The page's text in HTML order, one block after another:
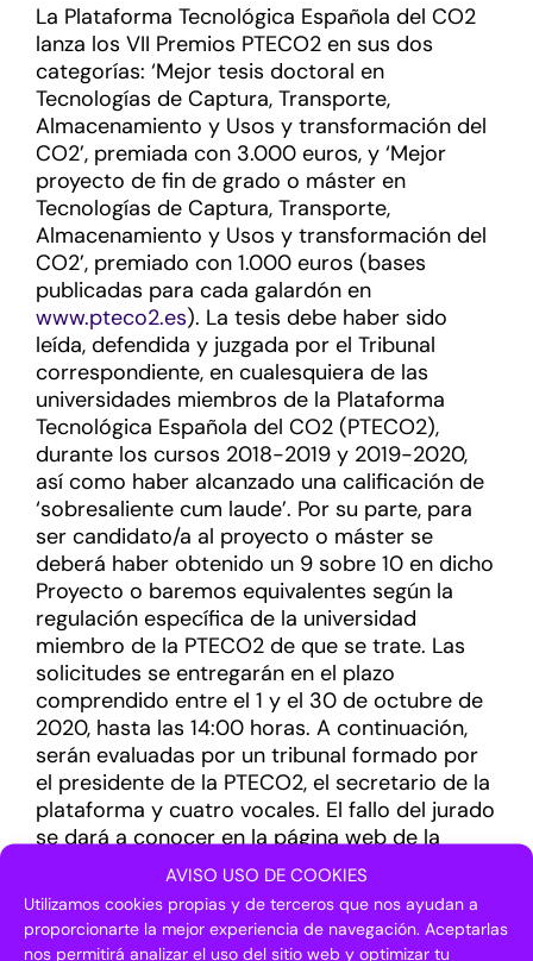
AVISO USO DE COOKIES
Utilizamos cookies propias y de terceros que nos ayudan a
proporcionarte la mejor experiencia de navegación. Aceptarlas
nos permitirá analizar el uso del sitio web y optimizar tu
La Plataforma Tecnológica Española del CO2
lanza los VII Premios PTECO2 en sus dos
categorías: ‘Mejor tesis doctoral en
Tecnologías de Captura, Transporte,
Almacenamiento y Usos y transformación del
CO2’, premiada con 3.000 euros, y ‘Mejor
proyecto de fin de grado o máster en
Tecnologías de Captura, Transporte,
Almacenamiento y Usos y transformación del
CO2’, premiado con 1.000 euros (bases
publicadas para cada galardón en
www.pteco2.es). La tesis debe haber sido
leída, defendida y juzgada por el Tribunal
correspondiente, en cualesquiera de las
universidades miembros de la Plataforma
Tecnológica Española del CO2 (PTECO2),
durante los cursos 2018-2019 y 2019-2020,
así como haber alcanzado una calificación de
‘sobresaliente cum laude’. Por su parte, para
ser candidato/a al proyecto o máster se
deberá haber obtenido un 9 sobre 10 en dicho
Proyecto o baremos equivalentes según la
regulación específica de la universidad
miembro de la PTECO2 de que se trate. Las
solicitudes se entregarán en el plazo
comprendido entre el 1 y el 30 de octubre de
2020, hasta las 14:00 horas. A continuación,
serán evaluadas por un tribunal formado por
el presidente de la PTECO2, el secretario de la
plataforma y cuatro vocales. El fallo del jurado
se dará a conocer en la página web de la
PTECO2 antes del 20 de noviembre de 2020
para ambas categorías, siendo irrevocable.
Para más información se puede consultar la
página web de PTECO2:www.pteco2.es